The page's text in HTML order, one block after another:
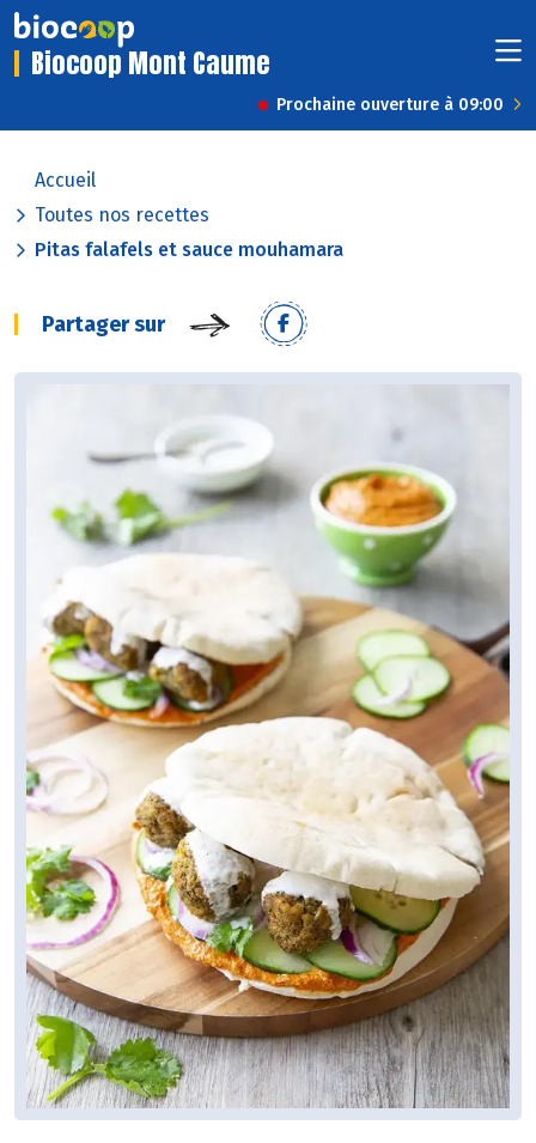
Biocoop Mont Caume
Prochaine ouverture à 09:00
Accueil
Toutes nos recettes
Pitas falafels et sauce mouhamara
Partager sur